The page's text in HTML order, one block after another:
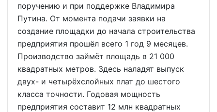
поручению и при поддержке Владимира
Путина. От момента подачи заявки на
создание площадки до начала строительства
предприятия прошёл всего 1 год 9 месяцев.
Производство займёт площадь в 21 000
квадратных метров. Здесь наладят выпуск
двух- и четырёхслойных плат до шестого
класса точности. Годовая мощность
предприятия составит 12 млн квадратных